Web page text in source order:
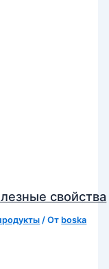
свойства
/ От boska